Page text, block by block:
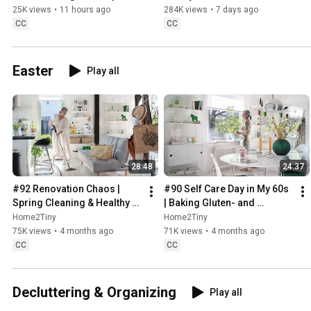
Sweden
25K views • 11 hours ago
CC
284K views • 7 days ago
CC
Easter Play all
28:48
#92 Renovation Chaos |
Spring Cleaning & Healthy
Treats
Home2Tiny
75K views • 4 months ago
CC
24:37
#90 Self Care Day in My 60s
| Baking Gluten- and
Sugarfree Meringue Roll
Home2Tiny
71K views • 4 months ago
CC
Decluttering & Organizing Play all